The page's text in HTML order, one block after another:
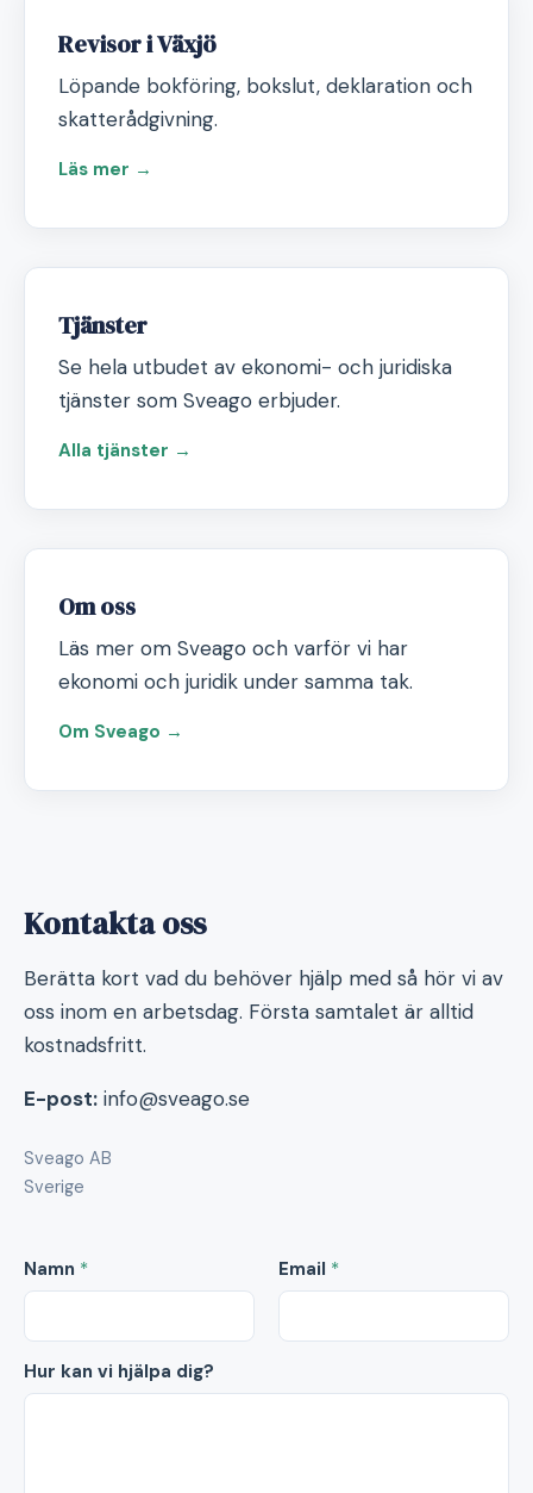
Revisor i Växjö
Löpande bokföring, bokslut, deklaration och
skatterådgivning.
Läs mer →
Tjänster
Se hela utbudet av ekonomi- och juridiska
tjänster som Sveago erbjuder.
Alla tjänster →
Om oss
Läs mer om Sveago och varför vi har
ekonomi och juridik under samma tak.
Om Sveago →
Kontakta oss
Berätta kort vad du behöver hjälp med så hör vi av
oss inom en arbetsdag. Första samtalet är alltid
kostnadsfritt.
E-post: info@sveago.se
Sveago AB
Sverige
Namn * Email *
Hur kan vi hjälpa dig?